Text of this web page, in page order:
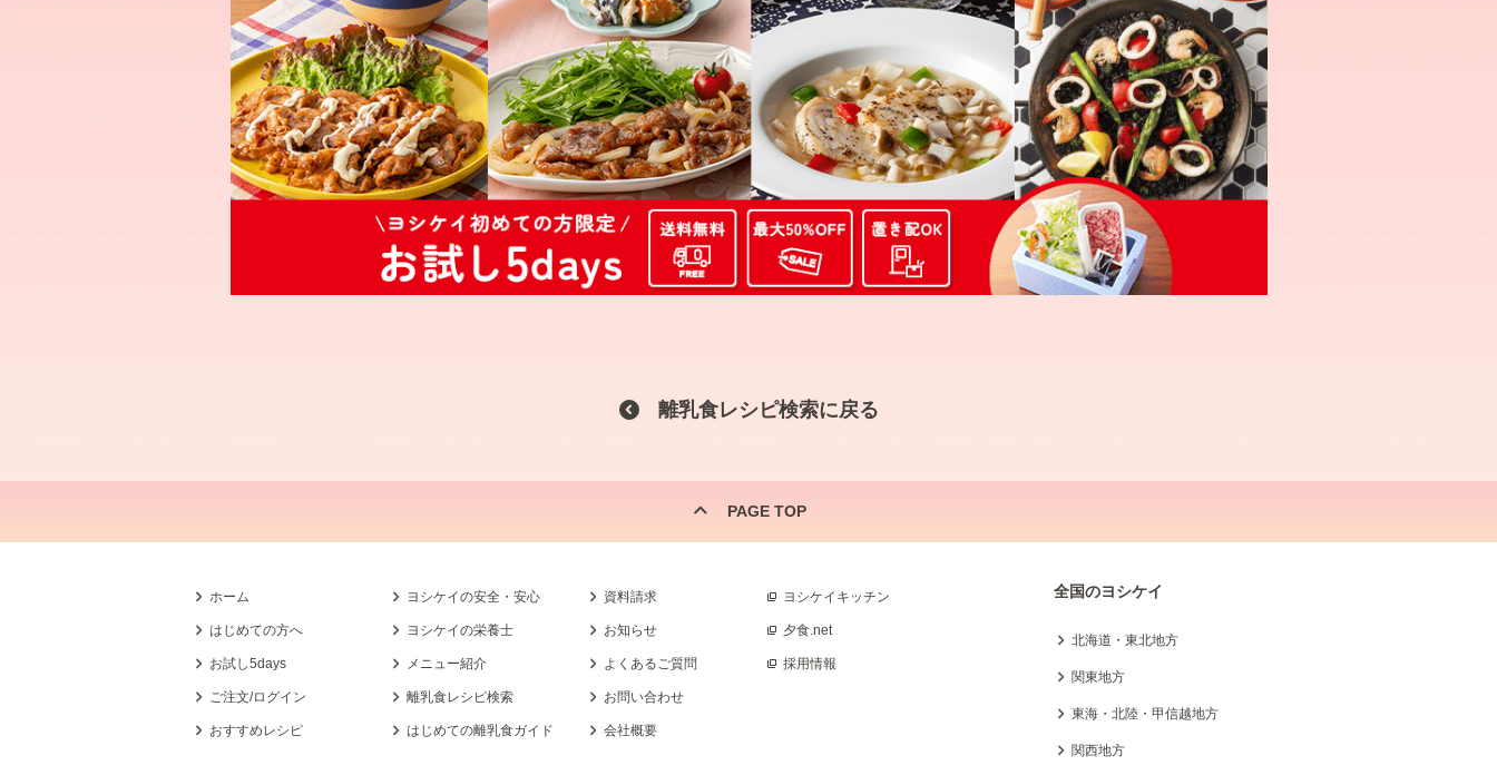
離乳食レシピ検索に戻る
PAGE TOP
ホーム
はじめての方へ
お試し5days
ご注文/ログイン
おすすめレシピ
ヨシケイの安全・安心
ヨシケイの栄養士
メニュー紹介
離乳食レシピ検索
はじめての離乳食ガイド
資料請求
お知らせ
よくあるご質問
お問い合わせ
会社概要
ヨシケイキッチン
夕食.net
採用情報
全国のヨシケイ
北海道・東北地方
関東地方
東海・北陸・甲信越地方
関西地方